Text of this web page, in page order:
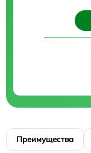
Преимущества